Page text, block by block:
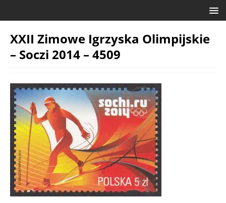
XXII Zimowe Igrzyska Olimpijskie
– Soczi 2014 – 4509